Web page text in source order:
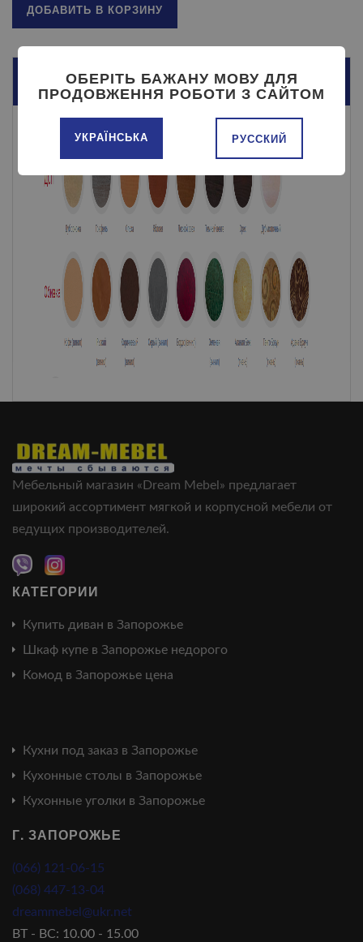
ДОБАВИТЬ В КОРЗИНУ
ОПИСАНИЕ
Мебельный магазин «Dream Mebel» предлагает
широкий ассортимент мягкой и корпусной мебели от
ведущих производителей.
КАТЕГОРИИ
Купить диван в Запорожье
Шкаф купе в Запорожье недорого
Комод в Запорожье цена
Кухни под заказ в Запорожье
Кухонные столы в Запорожье
Кухонные уголки в Запорожье
Г. ЗАПОРОЖЬЕ
(066) 121-06-15
(068) 447-13-04
dreammebel@ukr.net
ВТ - ВС: 10.00 - 15.00
ОБЕРІТЬ БАЖАНУ МОВУ ДЛЯ
ПРОДОВЖЕННЯ РОБОТИ З САЙТОМ
УКРАЇНСЬКА РУССКИЙ